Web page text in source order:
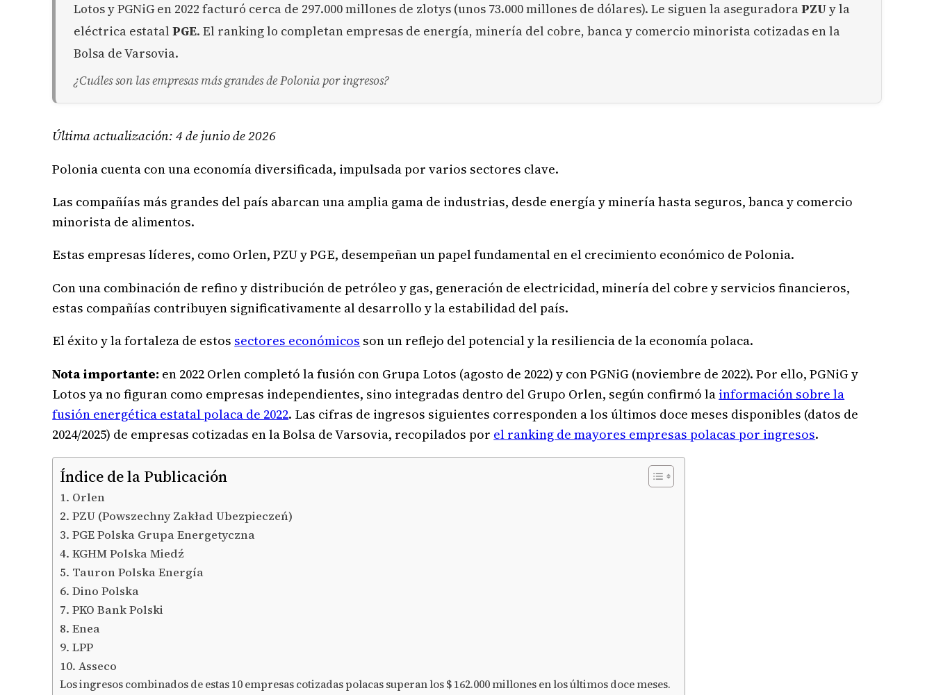
Lotos y PGNiG en 2022 facturó cerca de 297.000 millones de zlotys (unos 73.000 millones de dólares). Le siguen la aseguradoraPZUy la
eléctrica estatalPGE. El ranking lo completan empresas de energía, minería del cobre, banca y comercio minorista cotizadas en la
Bolsa de Varsovia.
¿Cuáles son las empresas más grandes de Polonia por ingresos?
Última actualización: 4 de junio de 2026
Polonia cuenta con una economía diversificada, impulsada por varios sectores clave.
Las compañías más grandes del país abarcan una amplia gama de industrias, desde energía y minería hasta seguros, banca y comercio
minorista de alimentos.
Estas empresas líderes, como Orlen, PZU y PGE, desempeñan un papel fundamental en el crecimiento económico de Polonia.
Con una combinación de refino y distribución de petróleo y gas, generación de electricidad, minería del cobre y servicios financieros,
estas compañías contribuyen significativamente al desarrollo y la estabilidad del país.
El éxito y la fortaleza de estos sectores económicos son un reflejo del potencial y la resiliencia de la economía polaca.
Nota importante: en 2022 Orlen completó la fusión con Grupa Lotos (agosto de 2022) y con PGNiG (noviembre de 2022). Por ello, PGNiG y
Lotos ya no figuran como empresas independientes, sino integradas dentro del Grupo Orlen, según confirmó la información sobre la
fusión energética estatal polaca de 2022. Las cifras de ingresos siguientes corresponden a los últimos doce meses disponibles (datos de
2024/2025) de empresas cotizadas en la Bolsa de Varsovia, recopilados por el ranking de mayores empresas polacas por ingresos.
Índice de la Publicación
1. Orlen
2. PZU (Powszechny Zakład Ubezpieczeń)
3. PGE Polska Grupa Energetyczna
4. KGHM Polska Miedź
5. Tauron Polska Energía
6. Dino Polska
7. PKO Bank Polski
8. Enea
9. LPP
10. Asseco
Los ingresos combinados de estas 10 empresas cotizadas polacas superan los $ 162.000 millones en los últimos doce meses.